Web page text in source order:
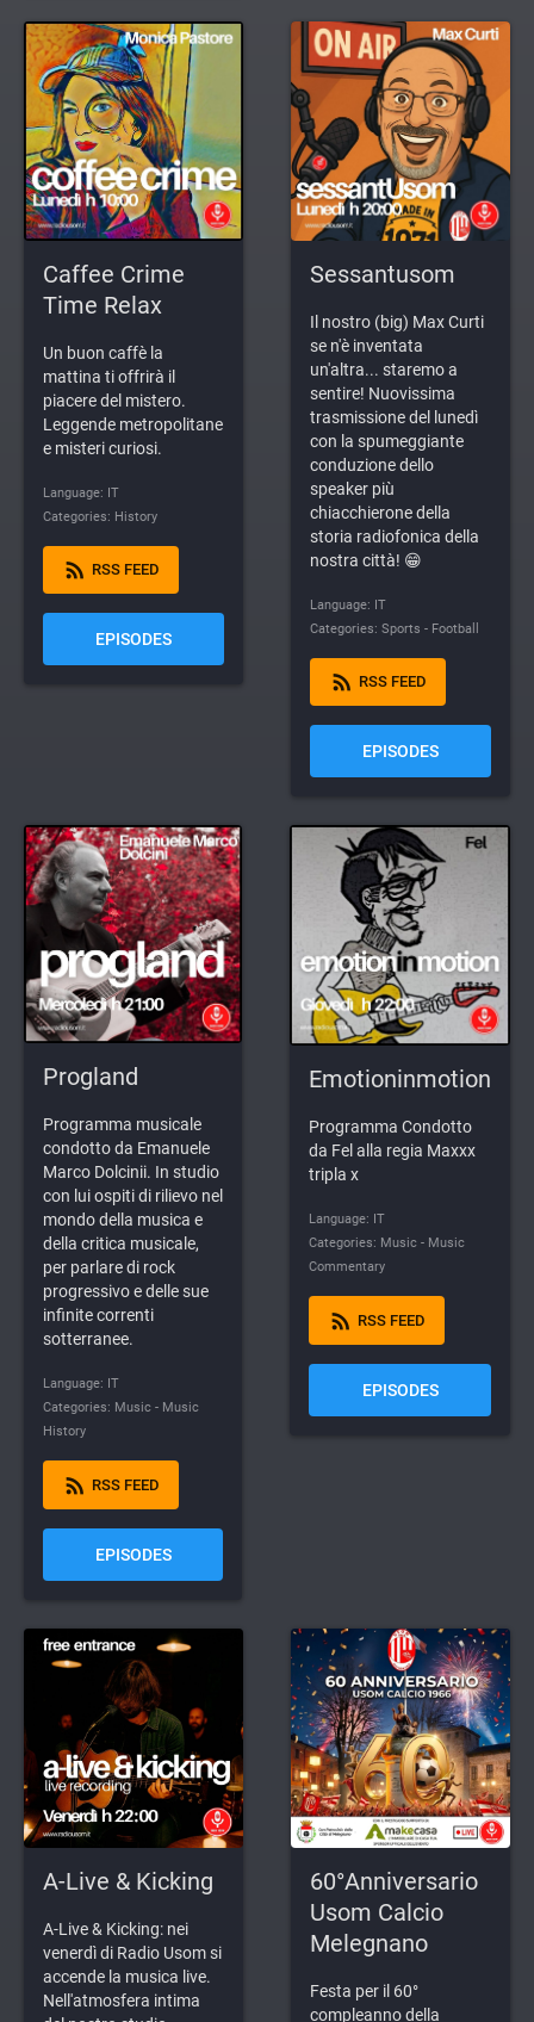
Caffee Crime
Time Relax
Un buon caffè la
mattina ti offrirà il
piacere del mistero.
Leggende metropolitane
e misteri curiosi.
Language: IT
Categories: History
rss_feed RSS FEED
EPISODES
Sessantusom
Il nostro (big) Max Curti
se n'è inventata
un'altra... staremo a
sentire! Nuovissima
trasmissione del lunedì
con la spumeggiante
conduzione dello
speaker più
chiacchierone della
storia radiofonica della
nostra città! 😁
Language: IT
Categories: Sports - Football
rss_feed RSS FEED
EPISODES
Progland
Programma musicale
condotto da Emanuele
Marco Dolcinii. In studio
con lui ospiti di rilievo nel
mondo della musica e
della critica musicale,
per parlare di rock
progressivo e delle sue
infinite correnti
sotterranee.
Language: IT
Categories: Music - Music
History
rss_feed RSS FEED
EPISODES
Emotioninmotion
Programma Condotto
da Fel alla regia Maxxx
tripla x
Language: IT
Categories: Music - Music
Commentary
rss_feed RSS FEED
EPISODES
A-Live & Kicking
A-Live & Kicking: nei
venerdì di Radio Usom si
accende la musica live.
Nell'atmosfera intima
60°Anniversario
Usom Calcio
Melegnano
Festa per il 60°
compleanno della